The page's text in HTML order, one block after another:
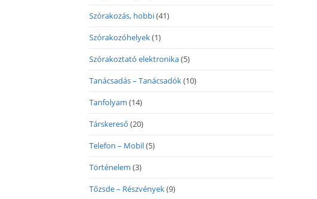
Szórakozás, hobbi(41)
Szórakozóhelyek(1)
Szórakoztató elektronika(5)
Tanácsadás – Tanácsadók(10)
Tanfolyam (14)
Társkereső (20)
Telefon – Mobil(5)
Történelem (3)
Tőzsde – Részvények(9)